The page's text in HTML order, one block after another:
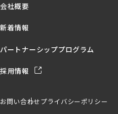
会社概要
新着情報
パートナーシッププログラム
採用情報
お問い合わせプライバシーポリシー